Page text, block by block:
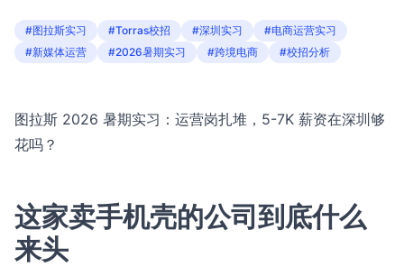
#图拉斯实习 #Torras校招 #深圳实习
#电商运营实习
#新媒体运营
#2026暑期实习 #跨境电商 #校招分析
图拉斯 2026 暑期实习：运营岗扎堆，5-7K 薪资在深圳够
花吗？
这家卖手机壳的公司到底什么
来头